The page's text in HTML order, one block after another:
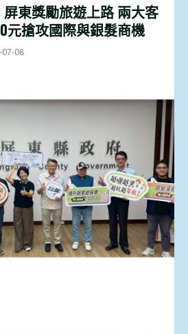
屏東獎勵旅遊上路 兩大客
元搶攻國際與銀髮商機
08